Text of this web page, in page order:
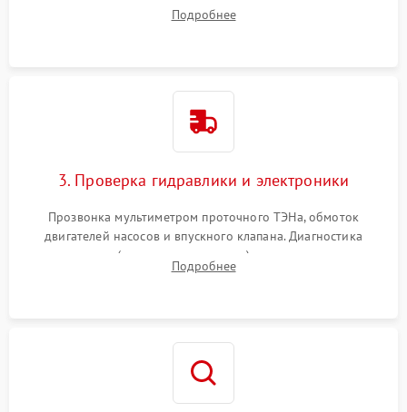
циркуляционному насосу, ТЭНу и сливной помпе.
Подробнее
3. Проверка гидравлики и электроники
Прозвонка мультиметром проточного ТЭНа, обмоток
двигателей насосов и впускного клапана. Диагностика
прессостата (датчика уровня воды), датчика мутности,
концевика дверцы и электронного модуля управления.
Подробнее